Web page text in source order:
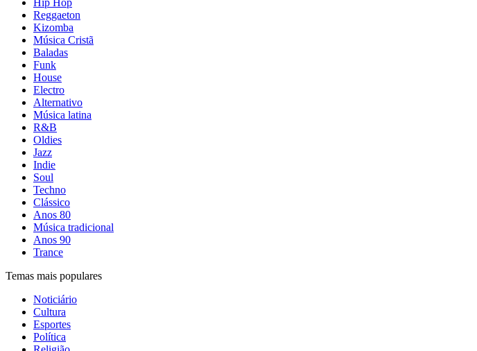
Hip Hop
Reggaeton
Kizomba
Música Cristã
Baladas
Funk
House
Electro
Alternativo
Música latina
R&B
Oldies
Jazz
Indie
Soul
Techno
Clássico
Anos 80
Música tradicional
Anos 90
Trance
Temas mais populares
Noticiário
Cultura
Esportes
Política